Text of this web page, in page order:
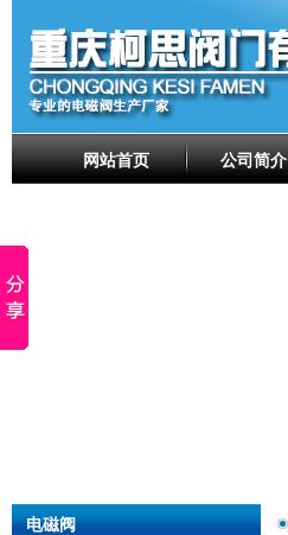
网站首页 公司简介
电磁阀